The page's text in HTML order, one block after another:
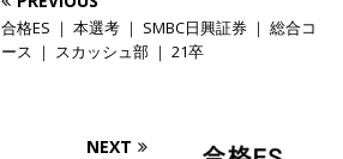
ーゴー
体育会積極採用企業
[ 2026年5月14日 ] 【 28卒 】 NTTドコモグルー
合格ES ｜ 本選考 ｜ SMBC日興証券 ｜ 総合コ
ース ｜ スカッシュ部 ｜ 21卒
NEXT